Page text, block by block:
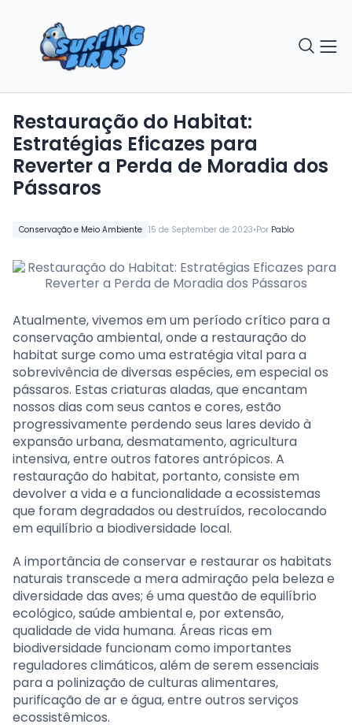
Conservação e Meio Ambiente 15 de September de 2023•Por Pablo
Restauração do Habitat:
Estratégias Eficazes para
Reverter a Perda de Moradia dos
Pássaros
Atualmente, vivemos em um período crítico para a
conservação ambiental, onde a restauração do
habitat surge como uma estratégia vital para a
sobrevivência de diversas espécies, em especial os
pássaros. Estas criaturas aladas, que encantam
nossos dias com seus cantos e cores, estão
progressivamente perdendo seus lares devido à
expansão urbana, desmatamento, agricultura
intensiva, entre outros fatores antrópicos. A
restauração do habitat, portanto, consiste em
devolver a vida e a funcionalidade a ecossistemas
que foram degradados ou destruídos, recolocando
em equilíbrio a biodiversidade local.
A importância de conservar e restaurar os habitats
naturais transcede a mera admiração pela beleza e
diversidade das aves; é uma questão de equilíbrio
ecológico, saúde ambiental e, por extensão,
qualidade de vida humana. Áreas ricas em
biodiversidade funcionam como importantes
reguladores climáticos, além de serem essenciais
para a polinização de culturas alimentares,
purificação de ar e água, entre outros serviços
ecossistêmicos.